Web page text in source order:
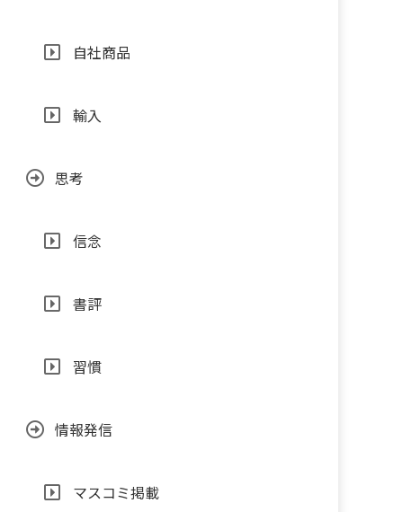
自社商品
輸入
思考
信念
書評
習慣
情報発信
マスコミ掲載